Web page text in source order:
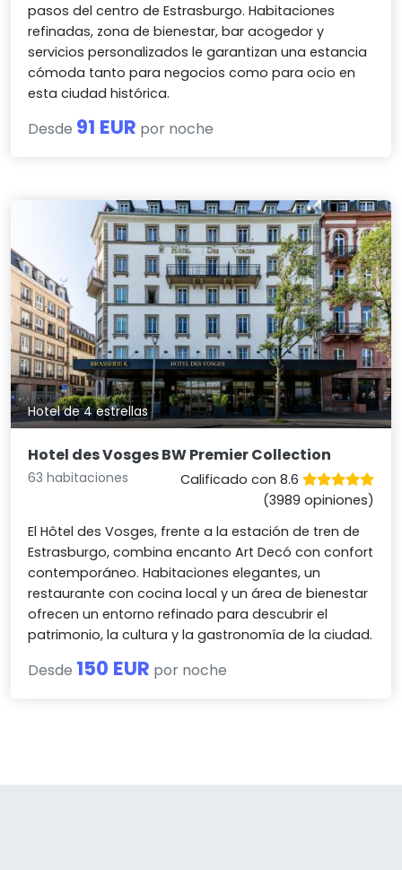
pasos del centro de Estrasburgo. Habitaciones
refinadas, zona de bienestar, bar acogedor y
servicios personalizados le garantizan una estancia
cómoda tanto para negocios como para ocio en
esta ciudad histórica.
Desde 91 EUR por noche
Hotel de 4 estrellas
Hotel des Vosges BW Premier Collection
63 habitaciones
Calificado con 8.6
(3989 opiniones)
El Hôtel des Vosges, frente a la estación de tren de
Estrasburgo, combina encanto Art Decó con confort
contemporáneo. Habitaciones elegantes, un
restaurante con cocina local y un área de bienestar
ofrecen un entorno refinado para descubrir el
patrimonio, la cultura y la gastronomía de la ciudad.
Desde 150 EUR por noche